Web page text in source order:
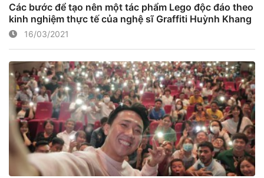
Các bước để tạo nên một tác phẩm Lego độc đáo theo
kinh nghiệm thực tế của nghệ sĩ Graffiti Huỳnh Khang
16/03/2021